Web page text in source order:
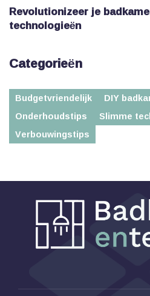
Revolutionizeer je
technologieën
Categorieën
Budgetvriendelijk
DIY
Onderhoudstips
Slimme
Verbouwingstips